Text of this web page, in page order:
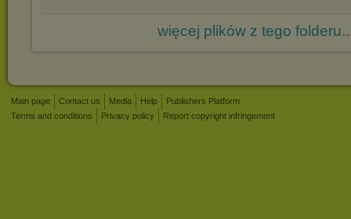
więcej plików z tego
Main page Contact us Media Help
Publishers Platform
Terms and conditions
Privacy policy Report copyright infringement